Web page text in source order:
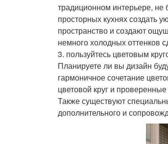
традиционном интерьере, не
просторных кухнях создать
пространство и создают
немного холодных оттенков
3. пользуйтесь цветовым
Планируете ли вы дизайн
гармоничное сочетание
цветовой круг и
Также существуют
дополнительного и